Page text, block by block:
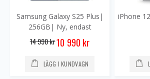
Samsung Galaxy S25 Plus|
256GB| Ny, endast
uppackad och testad
14 990 krSpecial
Price
10 990 kr
LÄGG I KUNDVAGN
iPhone